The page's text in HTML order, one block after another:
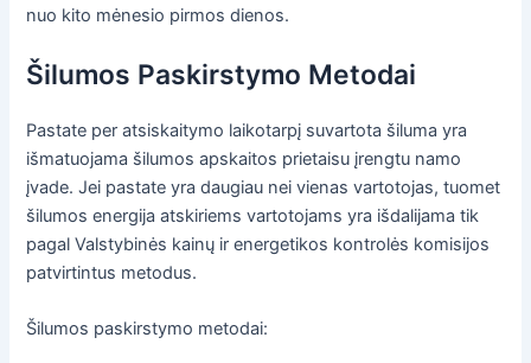
nuo kito mėnesio pirmos dienos.
Šilumos Paskirstymo Metodai
Pastate per atsiskaitymo laikotarpį suvartota šiluma yra
išmatuojama šilumos apskaitos prietaisu įrengtu namo
įvade. Jei pastate yra daugiau nei vienas vartotojas, tuomet
šilumos energija atskiriems vartotojams yra išdalijama tik
pagal Valstybinės kainų ir energetikos kontrolės komisijos
patvirtintus metodus.
Šilumos paskirstymo metodai: